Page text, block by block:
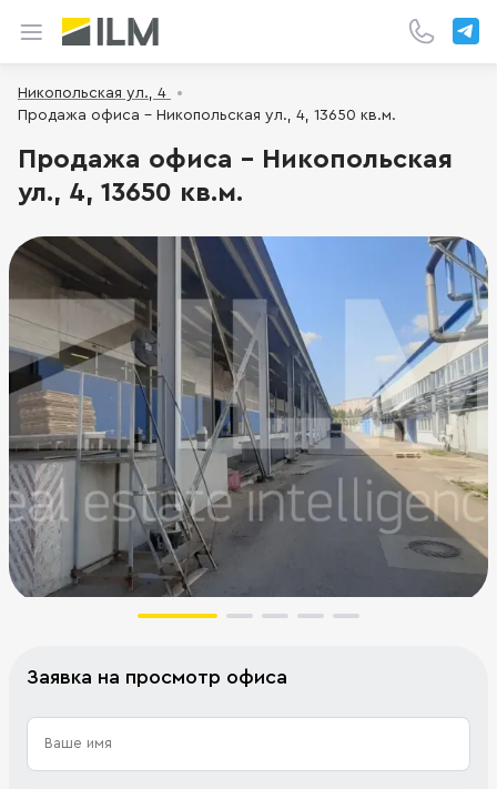
Никопольская ул., 4
Продажа офиса - Никопольская ул., 4, 13650 кв.м.
Продажа офиса - Никопольская
ул., 4, 13650 кв.м.
Заявка на просмотр офиса